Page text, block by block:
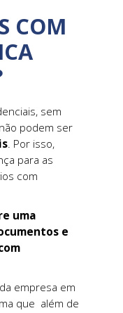
COM
sem
podem ser
. Por isso,
para as
com
uma
e
empresa em
que além de